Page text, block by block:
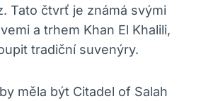
Tato čtvrť je známá svými
a trhem Khan El Khalili,
tradiční suvenýry.
měla být Citadel of Salah